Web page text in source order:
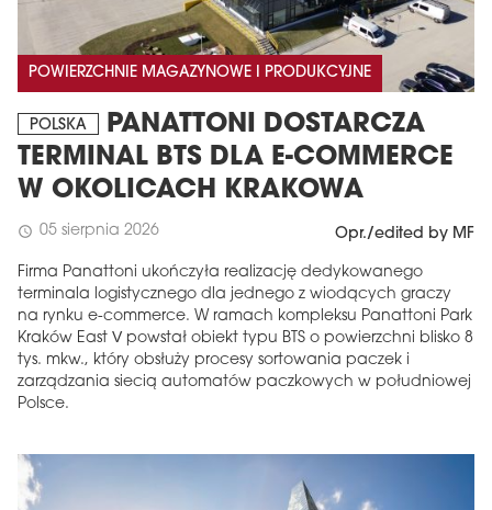
POWIERZCHNIE MAGAZYNOWE I PRODUKCYJNE
POLSKA
PANATTONI DOSTARCZA
TERMINAL BTS DLA E-COMMERCE
W OKOLICACH KRAKOWA
schedule 05 sierpnia 2026 Opr./edited by MF
Firma Panattoni ukończyła realizację dedykowanego
terminala logistycznego dla jednego z wiodących graczy
na rynku e-commerce. W ramach kompleksu Panattoni Park
Kraków East V powstał obiekt typu BTS o powierzchni blisko 8
tys. mkw., który obsłuży procesy sortowania paczek i
zarządzania siecią automatów paczkowych w południowej
Polsce.